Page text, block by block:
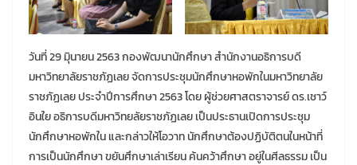
วันที่ 29 มิุนายน 2563 กองพัฒนานักศึกษา สำนักงานอธิการบดี
มหาวิทยาลัยราชภัฏเลย จัดการประชุมนักศึกษาหอพักในมหาวิทยาลัย
ราชภัฏเลย ประจำปีการศึกษา 2563 โดย ผู้ช่วยศาสตราจารย์ ดร.เชาว์
อินใย อธิการบดีมหาวิทยลัยราชภัฏเลย เป็นประธานเปิดการประชุม
นักศึกษาหอพักใน และกล่าวให้โอวาท นักศึกษาต้องปฏิบัติตนในหน้าที่
การเป็นนักศึกษา ขยันศึกษาเล่าเรียน ค้นคว้าศึกษา อยู่ในศีลธรรม เป็น